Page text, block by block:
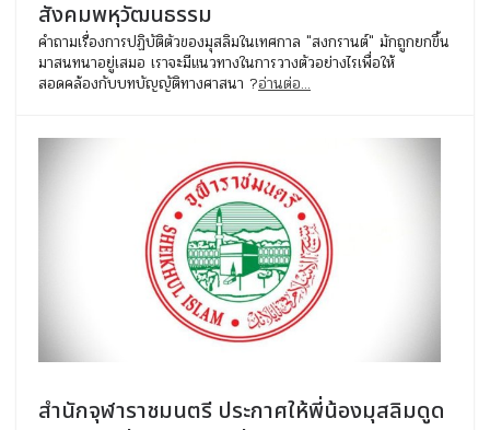
สังคมพหุวัฒนธรรม
คำถามเรื่องการปฏิบัติตัวของมุสลิมในเทศกาล "สงกรานต์" มักถูกยกขึ้น
มาสนทนาอยู่เสมอ เราจะมีแนวทางในการวางตัวอย่างไรเพื่อให้
สอดคล้องกับบทบัญญัติทางศาสนา ?อ่านต่อ...
สำนักจุฬาราชมนตรี ประกาศให้พี่น้องมุสลิมดูด